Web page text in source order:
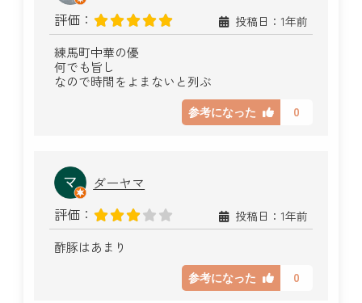
評価：
投稿日：1年前
練馬町中華の優
何でも旨し
なので時間をよまないと列ぶ
参考になった 0
ダーヤマ
評価：
投稿日：1年前
酢豚はあまり
参考になった 0